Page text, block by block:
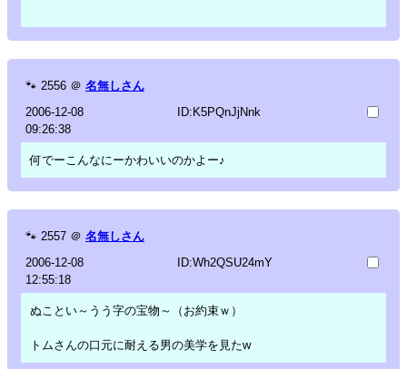
🐾 2556 ＠ 名無しさん
2006-12-08
09:26:38
ID:K5PQnJjNnk
何でーこんなにーかわいいのかよー♪
🐾 2557 ＠ 名無しさん
2006-12-08
12:55:18
ID:Wh2QSU24mY
ぬことい～うう字の宝物～（お約束ｗ）
トムさんの口元に耐える男の美学を見たw